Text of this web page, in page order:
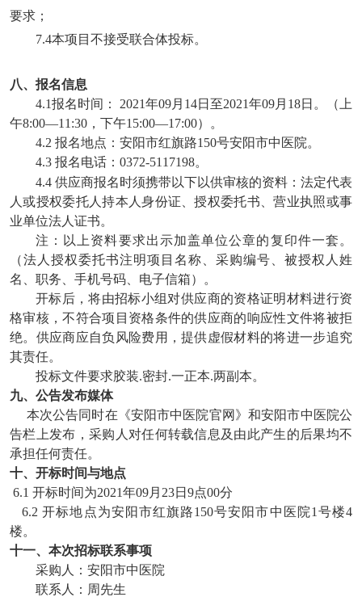
要求；
7.4本项目不接受联合体投标。
八、报名信息
4.1报名时间： 2021年09月14日至2021年09月18日。（上
午8:00—11:30，下午15:00—17:00）。
4.2 报名地点： 安阳市红旗路150号安阳市中医院。
4.3 报名电话：0372-5117198。
4.4 供应商报名时须携带以下以供审核的资料：法定代表
人或授权委托人持本人身份证、授权委托书、营业执照或事
业单位法人证书。
注：以上资料要求出示加盖单位公章的复印件一套。
（法人授权委托书注明项目名称、采购编号、被授权人姓
名、职务、手机号码、电子信箱）。
开标后，将由招标小组对供应商的资格证明材料进行资
格审核，不符合项目资格条件的供应商的响应性文件将被拒
绝。供应商应自负风险费用，提供虚假材料的将进一步追究
其责任。
投标文件要求胶装.密封.一正本.两副本。
九、公告发布媒体
本次公告同时在 《安阳市中医院官网》和安阳市中医院公
告栏 上发布 ，采购人对任何转载信息及由此产生的后果均不
承担任何责任。
十、开标时间与地点
6.1 开标时间为2021年09月23日9点00分
6.2 开标地点为安阳市红旗路150号安阳市中医院1号楼4
楼。
十一、本次招标联系事项
采购人：安阳市中医院
联系人：周先生